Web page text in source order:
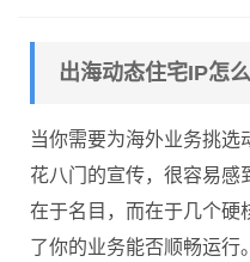
出海动态住宅IP怎
当你需要为海外业务挑选
花八门的宣传，很容易感
在于名目，而在于几个硬
了你的业务能否顺畅运行。